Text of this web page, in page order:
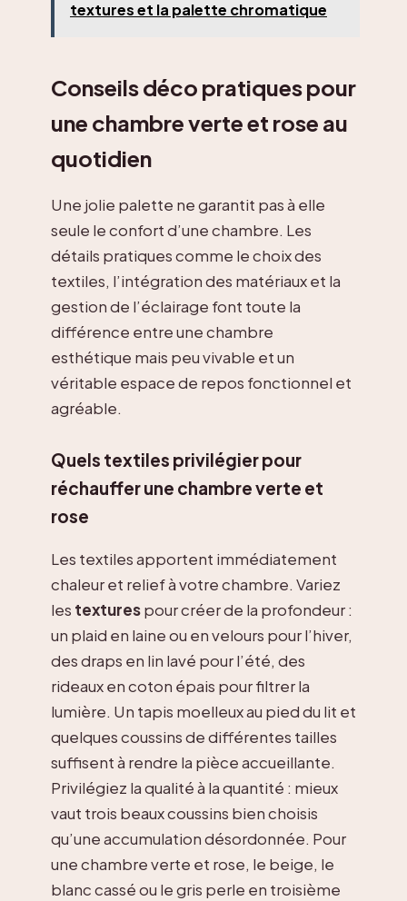
textures et la palette chromatique
Conseils déco pratiques pour
une chambre verte et rose au
quotidien
Une jolie palette ne garantit pas à elle
seule le confort d’une chambre. Les
détails pratiques comme le choix des
textiles, l’intégration des matériaux et la
gestion de l’éclairage font toute la
différence entre une chambre
esthétique mais peu vivable et un
véritable espace de repos fonctionnel et
agréable.
Quels textiles privilégier pour
réchauffer une chambre verte et
rose
Les textiles apportent immédiatement
chaleur et relief à votre chambre. Variez
les texturespour créer de la profondeur :
un plaid en laine ou en velours pour l’hiver,
des draps en lin lavé pour l’été, des
rideaux en coton épais pour filtrer la
lumière. Un tapis moelleux au pied du lit et
quelques coussins de différentes tailles
suffisent à rendre la pièce accueillante.
Privilégiez la qualité à la quantité : mieux
vaut trois beaux coussins bien choisis
qu’une accumulation désordonnée. Pour
une chambre verte et rose, le beige, le
blanc cassé ou le gris perle en troisième